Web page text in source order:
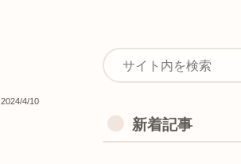
2024/4/10
新着記事